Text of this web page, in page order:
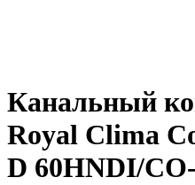
Канальный
Royal Clima
D 60HNDI/